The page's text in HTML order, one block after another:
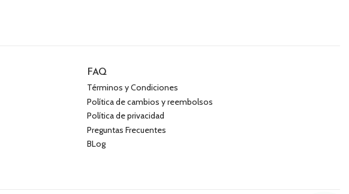
FAQ
Términos y Condiciones
Política de cambios y reembolsos
Política de privacidad
Preguntas Frecuentes
BLog